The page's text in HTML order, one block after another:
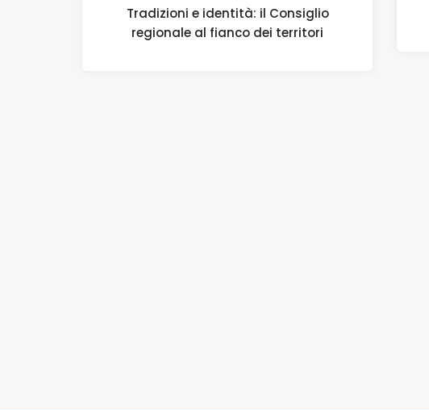
Tradizioni e identità: il Consiglio
regionale al fianco dei territori